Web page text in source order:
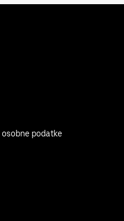
podatke